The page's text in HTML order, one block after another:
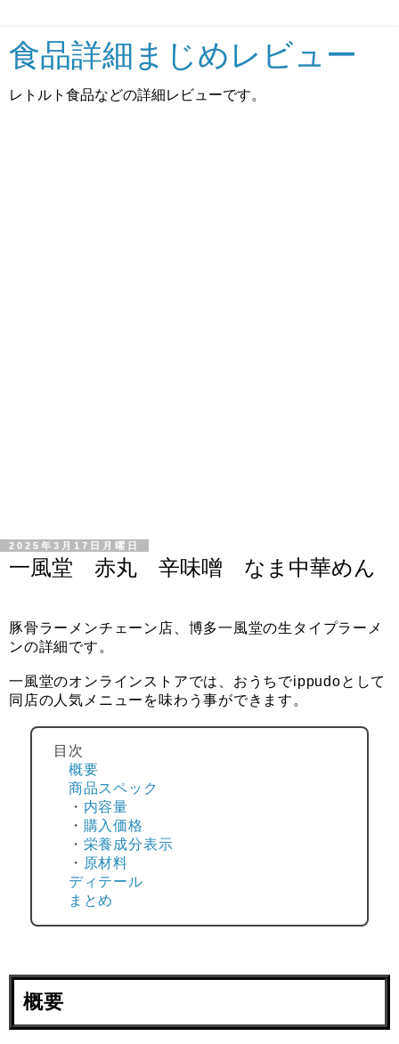
食品詳細まじめレビュー
レトルト食品などの詳細レビューです。
2025年3月17日月曜日
一風堂 赤丸 辛味噌 なま中華めん
豚骨ラーメンチェーン店、博多一風堂の生タイプラーメ
ンの詳細です。
一風堂のオンラインストアでは、おうちでippudoとして
同店の人気メニューを味わう事ができます。
目次
概要
商品スペック
・ 内容量
・ 購入価格
・ 栄養成分表示
・ 原材料
ディテール
まとめ
概要